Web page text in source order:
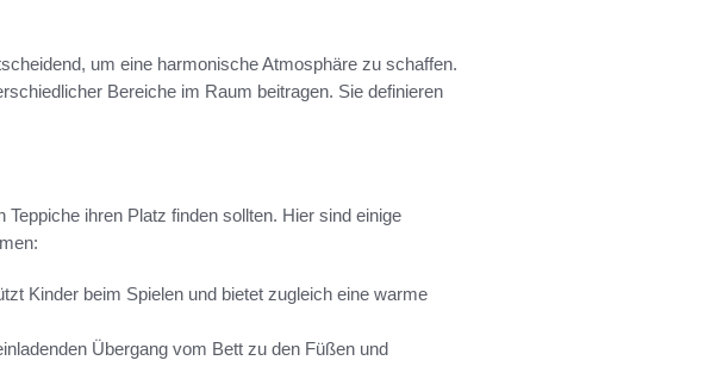
um eine harmonische Atmosphäre zu schaffen.
Bereiche im Raum beitragen. Sie definieren
ihren Platz finden sollten. Hier sind einige
Kinder beim Spielen und bietet zugleich eine warme
Übergang vom Bett zu den Füßen und